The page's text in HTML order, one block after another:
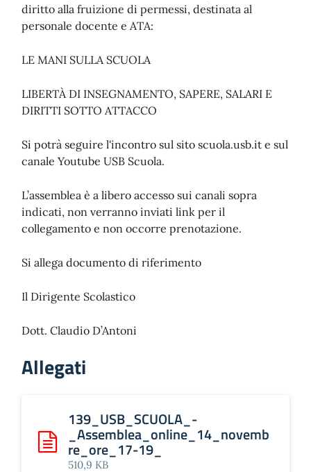
diritto alla fruizione di permessi, destinata al
personale docente e ATA:
LE MANI SULLA SCUOLA
LIBERTÀ DI INSEGNAMENTO, SAPERE, SALARI E
DIRITTI SOTTO ATTACCO
Si potrà seguire l'incontro sul sito scuola.usb.it e sul
canale Youtube USB Scuola.
L’assemblea è a libero accesso sui canali sopra
indicati, non verranno inviati link per il
collegamento e non occorre prenotazione.
Si allega documento di riferimento
Il Dirigente Scolastico
Dott. Claudio D’Antoni
Allegati
Scarica: 139_USB_SCUOLA_-
139_USB_SCUOLA_-
_Assemblea_online_14_novemb
re_ore_17-19_
510,9 KB